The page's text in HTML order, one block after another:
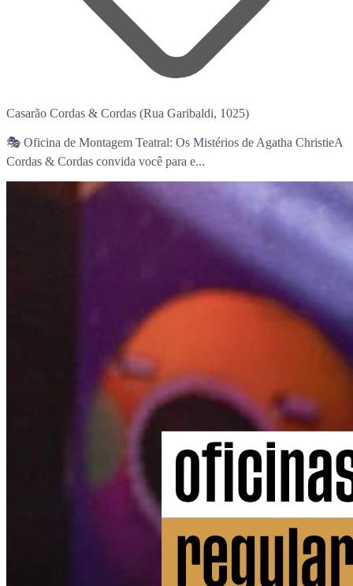
Casarão Cordas & Cordas (Rua Garibaldi, 1025)
🎭 Oficina de Montagem Teatral: Os Mistérios de Agatha ChristieA
Cordas & Cordas convida você para e...